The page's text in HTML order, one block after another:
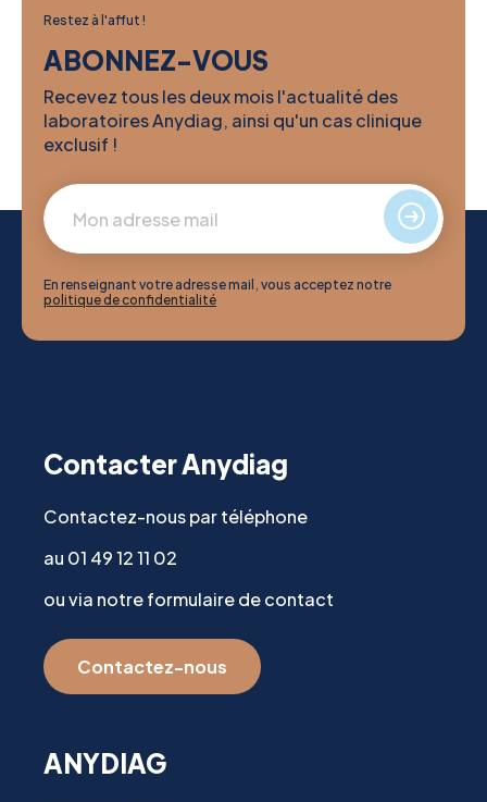
Restez à l'affut !
ABONNEZ-VOUS
Recevez tous les deux mois l'actualité des
laboratoires Anydiag, ainsi qu'un cas clinique
exclusif !
En renseignant votre adresse mail, vous acceptez notre
politique de confidentialité
Contacter Anydiag
Contactez-nous par téléphone
au 01 49 12 11 02
ou via notre formulaire de contact
Contactez-nous
ANYDIAG